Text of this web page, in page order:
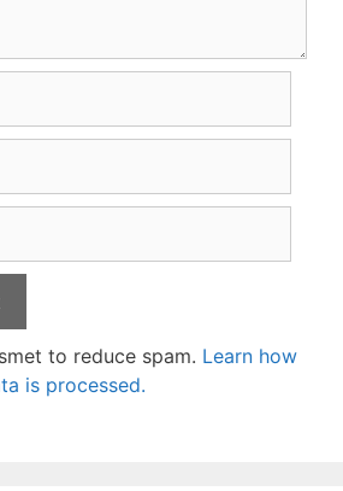
to reduce spam. Learn how
is processed.